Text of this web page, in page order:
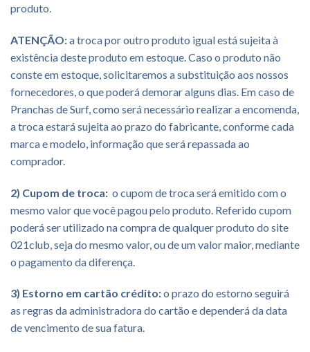
produto.
ATENÇÃO:a troca por outro produto igual está sujeita à
existência deste produto em estoque. Caso o produto não
conste em estoque, solicitaremos a substituição aos nossos
fornecedores, o que poderá demorar alguns dias. Em caso de
Pranchas de Surf, como será necessário realizar a encomenda,
a troca estará sujeita ao prazo do fabricante, conforme cada
marca e modelo, informação que será repassada ao
comprador.
2) Cupom de troca: o cupom de troca será emitido com o
mesmo valor que você pagou pelo produto. Referido cupom
poderá ser utilizado na compra de qualquer produto do site
021club, seja do mesmo valor, ou de um valor maior, mediante
o pagamento da diferença.
3) Estorno em cartão crédito:o prazo do estorno seguirá
as regras da administradora do cartão e dependerá da data
de vencimento de sua fatura.